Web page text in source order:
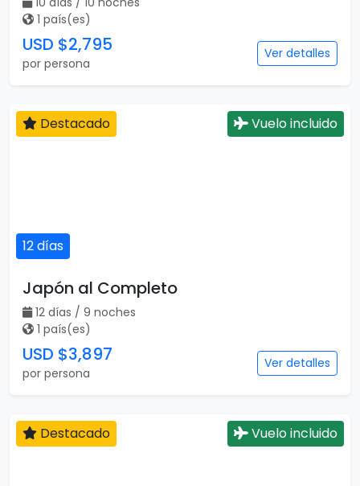
1 país(es)
USD $2,795
por persona
Ver detalles
12 días
Destacado Vuelo incluido
Japón al Completo
12 días / 9 noches
1 país(es)
USD $3,897
por persona
Ver detalles
Destacado Vuelo incluido